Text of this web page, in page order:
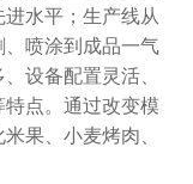
水平；生产线从
喷涂到成品一气
设备配置灵活、
点。通过改变模
果、小麦烤肉、